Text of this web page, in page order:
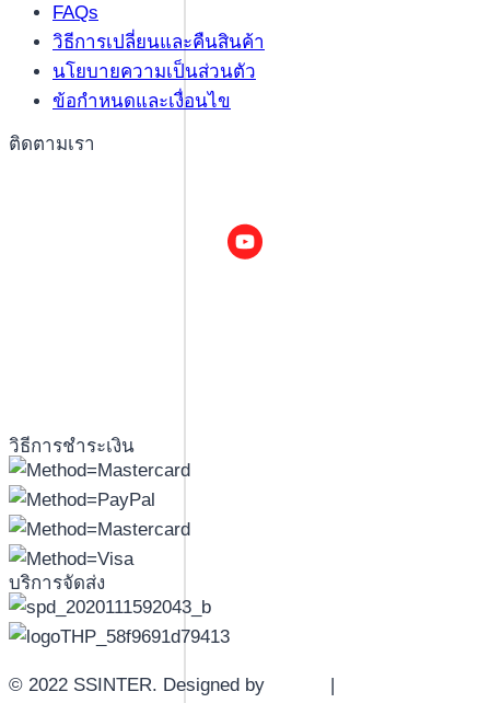
FAQs
วิธีการเปลี่ยนและคืนสินค้า
นโยบายความเป็นส่วนตัว
ข้อกำหนดและเงื่อนไข
ติดตามเรา
วิธีการชำระเงิน
บริการจัดส่ง
© 2022 SSINTER. Designed by |